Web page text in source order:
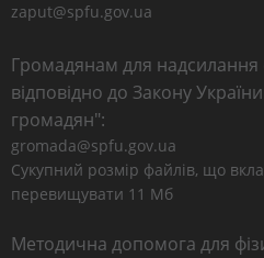
zaput@spfu.gov.ua
Громадянам для
відповідно до Закону
громадян":
gromada@spfu.gov.ua
Сукупний розмір файлів, що
перевищувати 11 Мб
Методична допомога для